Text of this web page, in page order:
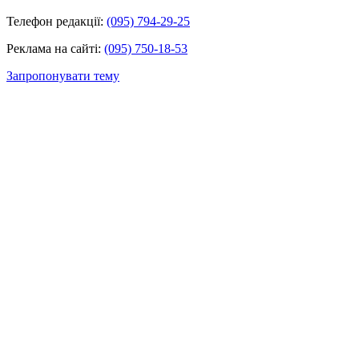
Телефон редакції: (095) 794-29-25
Реклама на сайті: (095) 750-18-53
Запропонувати тему